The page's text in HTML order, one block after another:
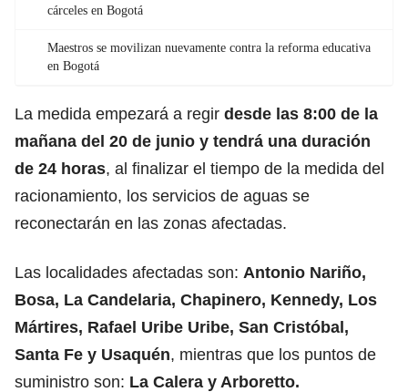
cárceles en Bogotá
Maestros se movilizan nuevamente contra la reforma educativa
en Bogotá
La medida empezará a regir desde las 8:00 de la
mañana del 20 de junio y tendrá una duración
de 24 horas, al finalizar el tiempo de la medida del
racionamiento, los servicios de aguas se
reconectarán en las zonas afectadas.
Las localidades afectadas son: Antonio Nariño,
Bosa, La Candelaria, Chapinero, Kennedy, Los
Mártires, Rafael Uribe Uribe, San Cristóbal,
Santa Fe y Usaquén, mientras que los puntos de
suministro son: La Calera y Arboretto.